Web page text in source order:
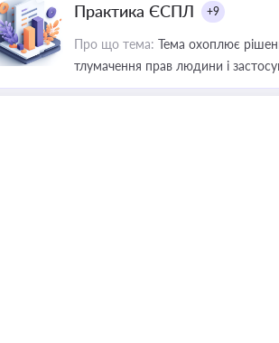
Практика ЄСПЛ +9
Про що тема: Тема охоплює
тлумачення прав людини і